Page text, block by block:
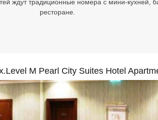
ждут традиционные номера с мини-кухней,
ресторане.
M Pearl City Suites Hotel